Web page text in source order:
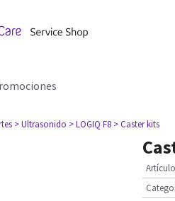
> Ultrasonido > LOGIQ F8 > Caster kits